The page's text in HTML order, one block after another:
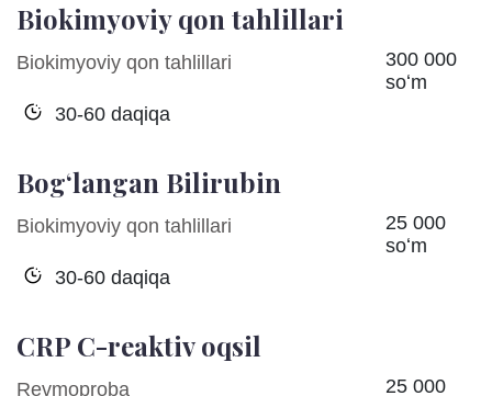
Biokimyoviy qon tahlillari
Biokimyoviy qon tahlillari
30-60 daqiqa
300 000
soʻm
Bogʻlangan Bilirubin
Biokimyoviy qon tahlillari
30-60 daqiqa
25 000
soʻm
CRP С-reaktiv oqsil
Revmoproba
25 000